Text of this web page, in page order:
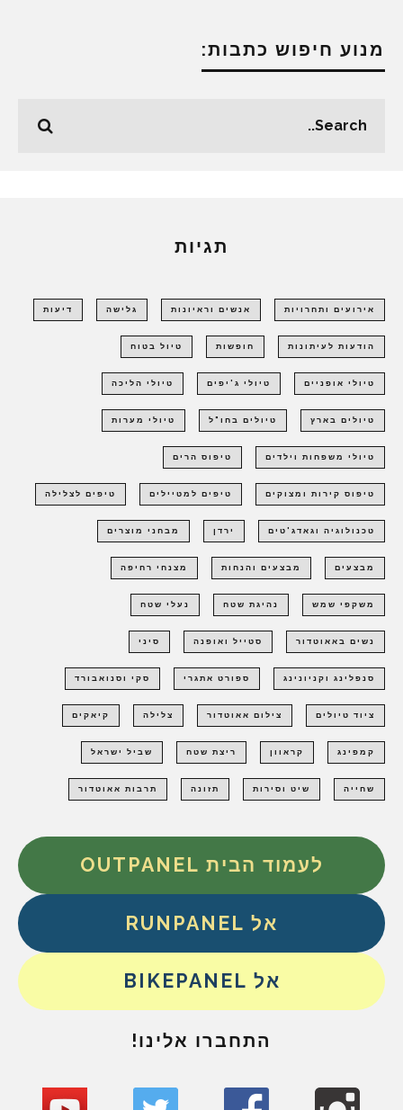
מנוע חיפוש כתבות:
תגיות
אירועים ותחרויות אנשים וראיונות גלישה דיעות
הודעות לעיתונות חופשות טיול בטוח
טיולי אופניים טיולי ג'יפים טיולי הליכה
טיולים בארץ טיולים בחו"ל טיולי מערות
טיולי משפחות וילדים טיפוס הרים
טיפוס קירות ומצוקים טיפים למטיילים טיפים לצלילה
טכנולוגיה וגאדג'טים ירדן מבחני מוצרים
מבצעים מבצעים והנחות מצנחי רחיפה
משקפי שמש נהיגת שטח נעלי שטח
נשים באאוטדור סטייל ואופנה סיני
סנפלינג וקניונינג ספורט אתגרי סקי וסנואבורד
ציוד טיולים צילום אאוטדור צלילה קיאקים
קמפינג קראוון ריצת שטח שביל ישראל
שחייה שיט וסירות תזונה תרבות אאוטדור
לעמוד הבית OUTPANEL
אל RUNPANEL
אל BIKEPANEL
התחברו אלינו!